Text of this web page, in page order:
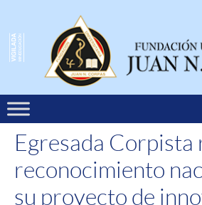
Egresada Corpista
reconocimiento
su proyecto de